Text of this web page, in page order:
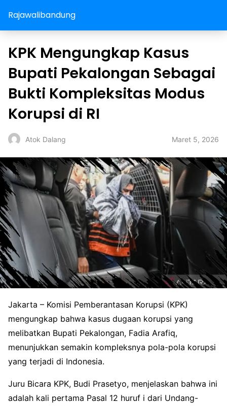
Rajawalibandung
KPK Mengungkap Kasus
Bupati Pekalongan Sebagai
Bukti Kompleksitas Modus
Korupsi di RI
Atok Dalang Maret 5, 2026
Jakarta – Komisi Pemberantasan Korupsi (KPK)
mengungkap bahwa kasus dugaan korupsi yang
melibatkan Bupati Pekalongan, Fadia Arafiq,
menunjukkan semakin kompleksnya pola-pola korupsi
yang terjadi di Indonesia.
Juru Bicara KPK, Budi Prasetyo, menjelaskan bahwa ini
adalah kali pertama Pasal 12 huruf i dari Undang-